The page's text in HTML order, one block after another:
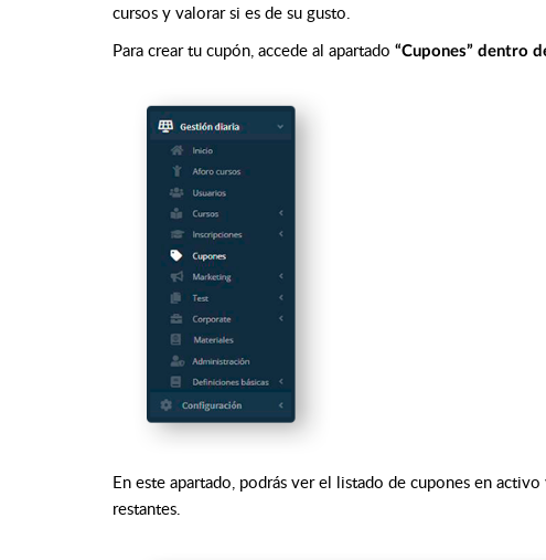
cursos y valorar si es de su gusto.
Para crear tu cupón, accede al apartado “Cupones” dentro
En este apartado, podrás ver el listado de cupones en
restantes.